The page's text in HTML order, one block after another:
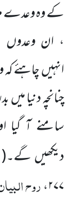
کے وہ وعدے
، ان وعدوں
انہیںچاہئے
چنانچہ دنیا
سامنے آ گیا
دیکھیںگے۔(
۲۷۷، روح